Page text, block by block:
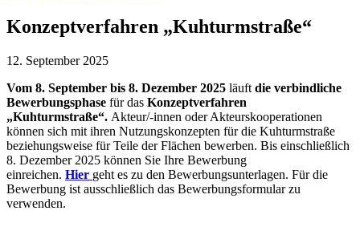
Konzeptverfahren „Kuhturmstraße“
12. September 2025
Vom 8. September bis 8. Dezember 2025 läuft die verbindliche
Bewerbungsphase für das Konzeptverfahren
„Kuhturmstraße“. Akteur/-innen oder Akteurskooperationen
können sich mit ihren Nutzungskonzepten für die Kuhturmstraße
beziehungsweise für Teile der Flächen bewerben. Bis einschließlich
8. Dezember 2025 können Sie Ihre Bewerbung
einreichen. Hier geht es zu den Bewerbungsunterlagen. Für die
Bewerbung ist ausschließlich das Bewerbungsformular zu
verwenden.